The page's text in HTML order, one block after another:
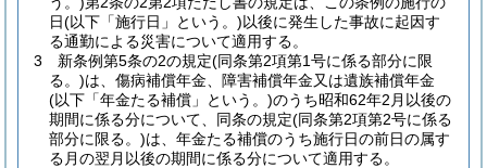
日(以下「施行日」という。)以後に発生した事故に起因す
る通勤による災害について適用する。
3
新条例第5条の2の規定(同条第2項第1号に係る部分に限
る。)は、傷病補償年金、障害補償年金又は遺族補償年金
(以下「年金たる補償」という。)のうち昭和62年2月以後の
期間に係る分について、同条の規定(同条第2項第2号に係る
部分に限る。)は、年金たる補償のうち施行日の前日の属す
る月の翌月以後の期間に係る分について適用する。